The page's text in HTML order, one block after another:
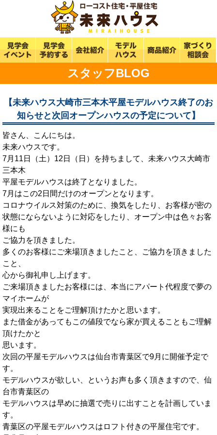
スタッフBLOG
【未来ハウス大崎市三本木平屋モデルハウス終了のお
知らせと次回オープンハウスの予定について】
皆さん、こんにちは。
未来ハウスです。
7月11日（土）12日（日）を持ちまして、未来ハウス大崎市
三本木
平屋モデルハウスは終了となりました。
7月はこの2日間だけのオープンとなります。
コロナウイルス対策のために、換気をしたり、お客様が密の
状態にならないように対応をしたり、オープン中は色々お客
様にも
ご協力を頂きました。
多くのお客様にご来場頂きましたこと、ご協力を頂きました
こと、
心から御礼申し上げます。
ご来場頂きましたお客様には、本当にアパート代程度で夢の
マイホームが
実現出来ることをご理解頂けたかと思います。
また借金があってもこの値段でなら家が買えることもご理解
頂けたかと
思います。
次回の平屋モデルハウスは仙台市青葉区で9月に開催予定で
す。
モデルハウスが欲しい、というお声も多く頂きますので、仙
台市青葉区の
モデルハウスは早めに抽選で売りに出すことを計画していま
す。
青葉区の平屋モデルハウスはロフト付きの平屋住宅です。